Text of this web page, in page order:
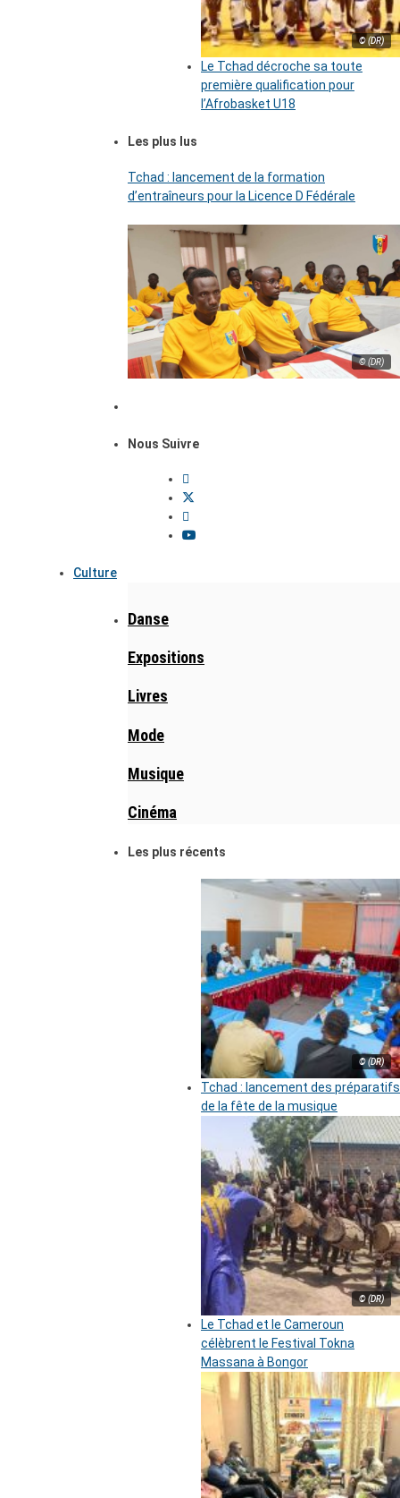
© (DR)
Le Tchad décroche sa toute
première qualification pour
l’Afrobasket U18
Les plus lus
Tchad : lancement de la formation
d’entraîneurs pour la Licence D Fédérale
© (DR)
Nous Suivre
Culture
Danse
Expositions
Livres
Mode
Musique
Cinéma
Les plus récents
© (DR)
Tchad : lancement des préparatifs
de la fête de la musique
© (DR)
Le Tchad et le Cameroun
célèbrent le Festival Tokna
Massana à Bongor